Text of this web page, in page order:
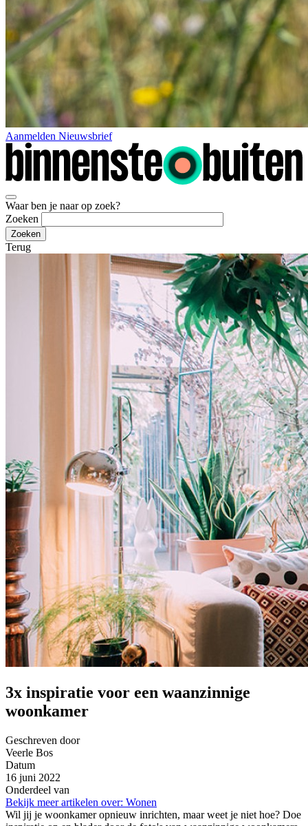
Aanmelden Nieuwsbrief
Waar ben je naar op zoek?
Zoeken
Terug
3x inspiratie voor een waanzinnige
woonkamer
Geschreven door
Veerle Bos
Datum
16 juni 2022
Onderdeel van
Bekijk meer artikelen over: Wonen
Wil jij je woonkamer opnieuw inrichten, maar weet je niet hoe? Doe